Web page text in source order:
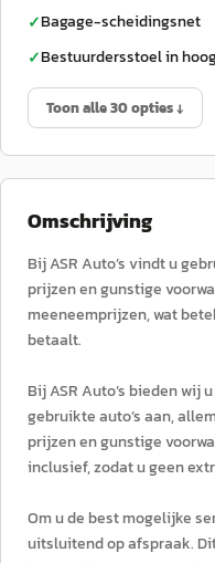
✓Bagage-scheidingsnet
✓Bestuurdersstoel in
Toon alle 30 opties ↓
Omschrijving
Bij ASR Auto’s vindt u
prijzen en gunstige
meeneemprijzen, wat
betaalt.
Bij ASR Auto’s bieden wij
gebruikte auto’s aan,
prijzen en gunstige
inclusief, zodat u geen
Om u de best mogelijke
uitsluitend op afspraak.